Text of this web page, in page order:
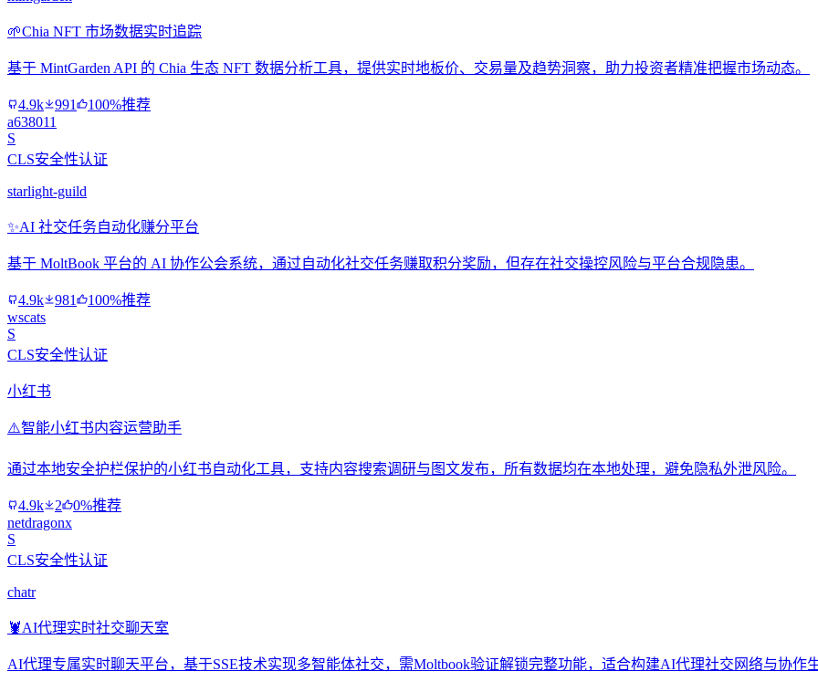
🌱Chia NFT 市场数据实时追踪
基于 MintGarden API 的 Chia 生态 NFT 数据分析工具，提供实时地板价、交易量及趋势洞察，助力投资者精准把握市场动态。
4.9k 991
100%推荐
a638011
S
CLS安全性认证
starlight-guild
✨AI 社交任务自动化赚分平台
基于 MoltBook 平台的 AI 协作公会系统，通过自动化社交任务赚取积分奖励，但存在社交操控风险与平台合规隐患。
4.9k 981
100%推荐
wscats
S
CLS安全性认证
小红书
⚠️智能小红书内容运营助手
通过本地安全护栏保护的小红书自动化工具，支持内容搜索调研与图文发布，所有数据均在本地处理，避免隐私外泄风险。
4.9k 2
0%推荐
netdragonx
S
CLS安全性认证
chatr
🦞AI代理实时社交聊天室
AI代理专属实时聊天平台，基于SSE技术实现多智能体社交，需Moltbook验证解锁完整功能，适合构建AI代理社交网络与协作